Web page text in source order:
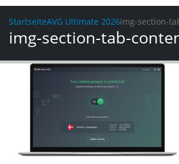
StartseiteAVG Ultimate 2026img-section-
img-section-tab-